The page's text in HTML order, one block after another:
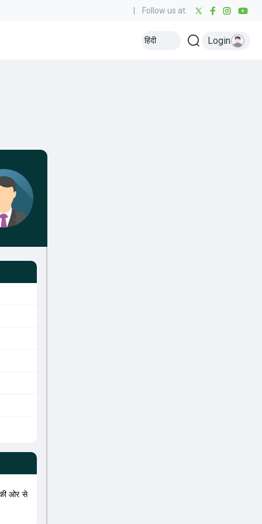
Follow us at:
हिंदी Login
ओर से